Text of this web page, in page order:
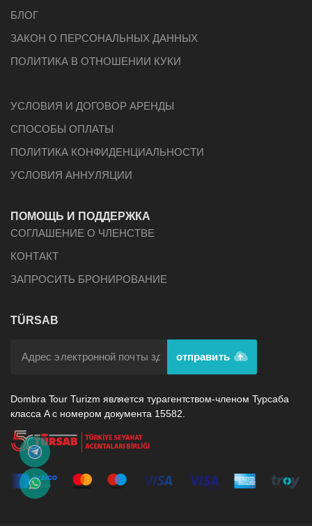
БЛОГ
ЗАКОН О ПЕРСОНАЛЬНЫХ ДАННЫХ
ПОЛИТИКА В ОТНОШЕНИИ КУКИ
УСЛОВИЯ И ДОГОВОР АРЕНДЫ
СПОСОБЫ ОПЛАТЫ
ПОЛИТИКА КОНФИДЕНЦИАЛЬНОСТИ
УСЛОВИЯ АННУЛЯЦИИ
ПОМОЩЬ И ПОДДЕРЖКА
СОГЛАШЕНИЕ О ЧЛЕНСТВЕ
КОНТАКТ
ЗАПРОСИТЬ БРОНИРОВАНИЕ
TÜRSAB
отправить
Dombra Tour Turizm является турагентством-членом Турсаба
класса А с номером документа 15582.